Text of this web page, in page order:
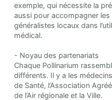
exemple, qui nécessite la
aussi pour accompagner
généralistes locaux dans
médical.
- Noyau des partenariats
Chaque Pollinarium
différents. Il y a les
de Santé, l’Association
de l’Air régionale et la Ville.